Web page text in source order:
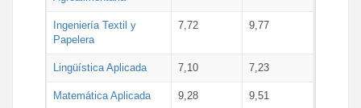
Ingeniería Textil y
Papelera
7,72 9,77
Lingüística Aplicada 7,10 7,23
Matemática Aplicada 9,28 9,51